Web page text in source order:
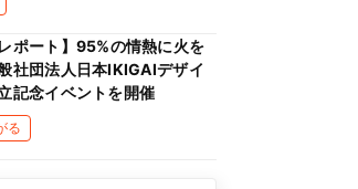
ポート】95%の情熱に火を
社団法人日本IKIGAIデザイ
記念イベントを開催
る